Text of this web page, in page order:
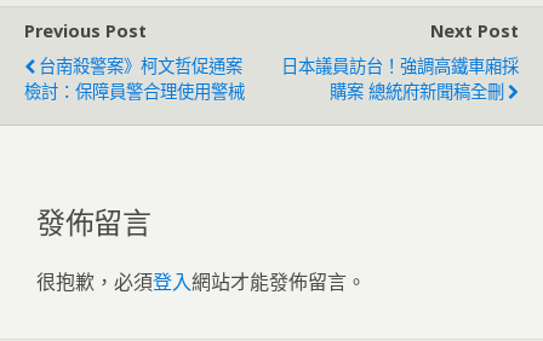
Previous Post
台南殺警案》柯文哲促通案
檢討：保障員警合理使用警械
Next Post
日本議員訪台！強調高鐵車廂採
購案 總統府新聞稿全刪
發佈留言
很抱歉，必須登入網站才能發佈留言。